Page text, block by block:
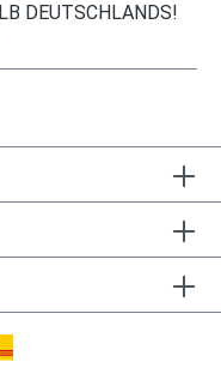
DEUTSCHLANDS!